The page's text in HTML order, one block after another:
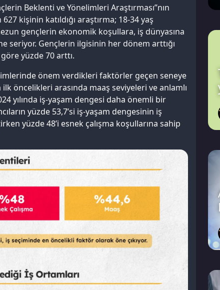
Beklenti ve Yönelimleri Araştırması”nın
kişinin katıldığı araştırma; 18-34 yaş
gençlerin ekonomik koşullara, iş dünyasına
seriyor. Gençlerin ilgisinin her dönem arttığı
yüzde 70 arttı.
önem verdikleri faktörler geçen seneye
öncelikleri arasında maaş seviyeleri ve anlamlı
yılında iş-yaşam dengesi daha önemli bir
yüzde 53,7’si iş-yaşam dengesinin iş
yüzde 48’i esnek çalışma koşullarına sahip